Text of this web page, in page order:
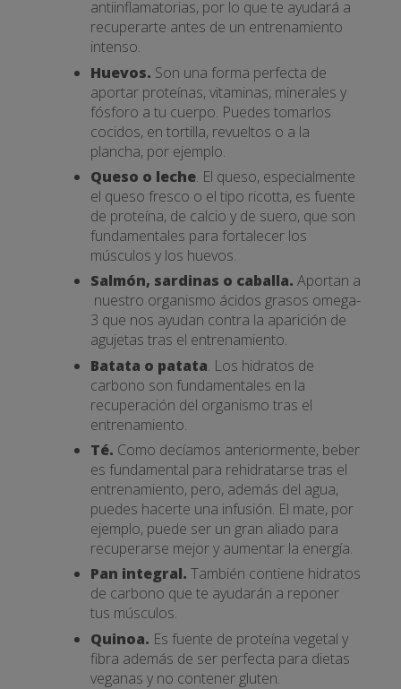
antiinflamatorias, por lo que te ayudará a
recuperarte antes de un entrenamiento
intenso.
Huevos. Son una forma perfecta de
aportar proteínas, vitaminas, minerales y
fósforo a tu cuerpo. Puedes tomarlos
cocidos, en tortilla, revueltos o a la
plancha, por ejemplo.
Queso o leche. El queso, especialmente
el queso fresco o el tipo ricotta, es fuente
de proteína, de calcio y de suero, que son
fundamentales para fortalecer los
músculos y los huevos.
Salmón, sardinas o caballa. Aportan a
nuestro organismo ácidos grasos omega-
3 que nos ayudan contra la aparición de
agujetas tras el entrenamiento.
Batata o patata. Los hidratos de
carbono son fundamentales en la
recuperación del organismo tras el
entrenamiento.
Té. Como decíamos anteriormente, beber
es fundamental para rehidratarse tras el
entrenamiento, pero, además del agua,
puedes hacerte una infusión. El mate, por
ejemplo, puede ser un gran aliado para
recuperarse mejor y aumentar la energía.
Pan integral. También contiene hidratos
de carbono que te ayudarán a reponer
tus músculos.
Quinoa. Es fuente de proteína vegetal y
fibra además de ser perfecta para dietas
veganas y no contener gluten.